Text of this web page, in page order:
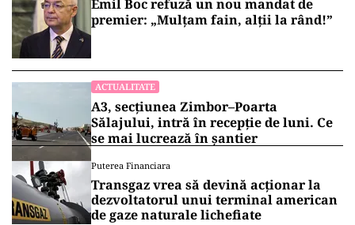
Emil Boc refuză un nou mandat de
premier: „Mulțam fain, alții la rând!”
ACTUALITATE
A3, secțiunea Zimbor–Poarta
Sălajului, intră în recepție de luni. Ce
se mai lucrează în șantier
Puterea Financiara
Transgaz vrea să devină acționar la
dezvoltatorul unui terminal american
de gaze naturale lichefiate